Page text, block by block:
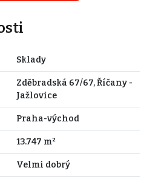
Sklady
Zděbradská 67/67, Říčany -
Jažlovice
Praha-východ
13.747 m²
Velmi dobrý